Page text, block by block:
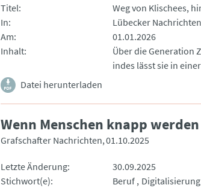
Titel
Weg von Klischees,
In
Lübecker Nachrichten
Am
01.01.2026
Inhalt
Über die Generation
indes lässt sie in
Datei herunterladen
Wenn Menschen knapp werden
Grafschafter Nachrichten 01.10.2025
Letzte Änderung
30.09.2025
Stichwort(e)
Beruf Digitalisierung